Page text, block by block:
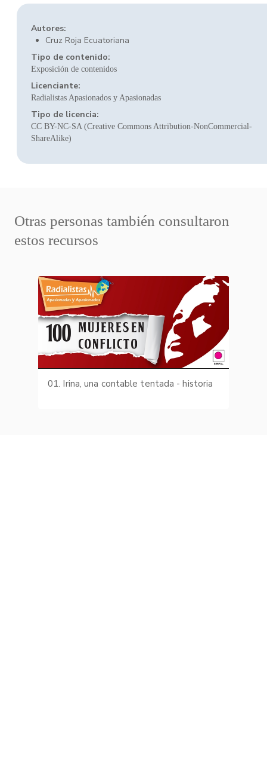
Autores:
Cruz Roja Ecuatoriana
Tipo de contenido:
Exposición de contenidos
Licenciante:
Radialistas Apasionados y Apasionadas
Tipo de licencia:
CC BY-NC-SA (Creative Commons Attribution-NonCommercial-
ShareAlike)
Otras personas también consultaron
estos recursos
01. Irina, una contable tentada - historia